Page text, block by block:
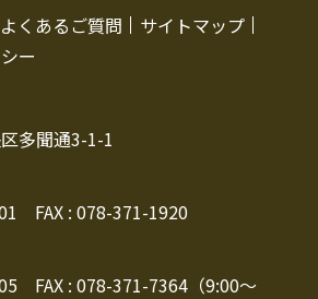
よくあるご質問
サイトマップ
ー
多聞通3-1-1
FAX : 078-371-1920
FAX : 078-371-7364（9:00～